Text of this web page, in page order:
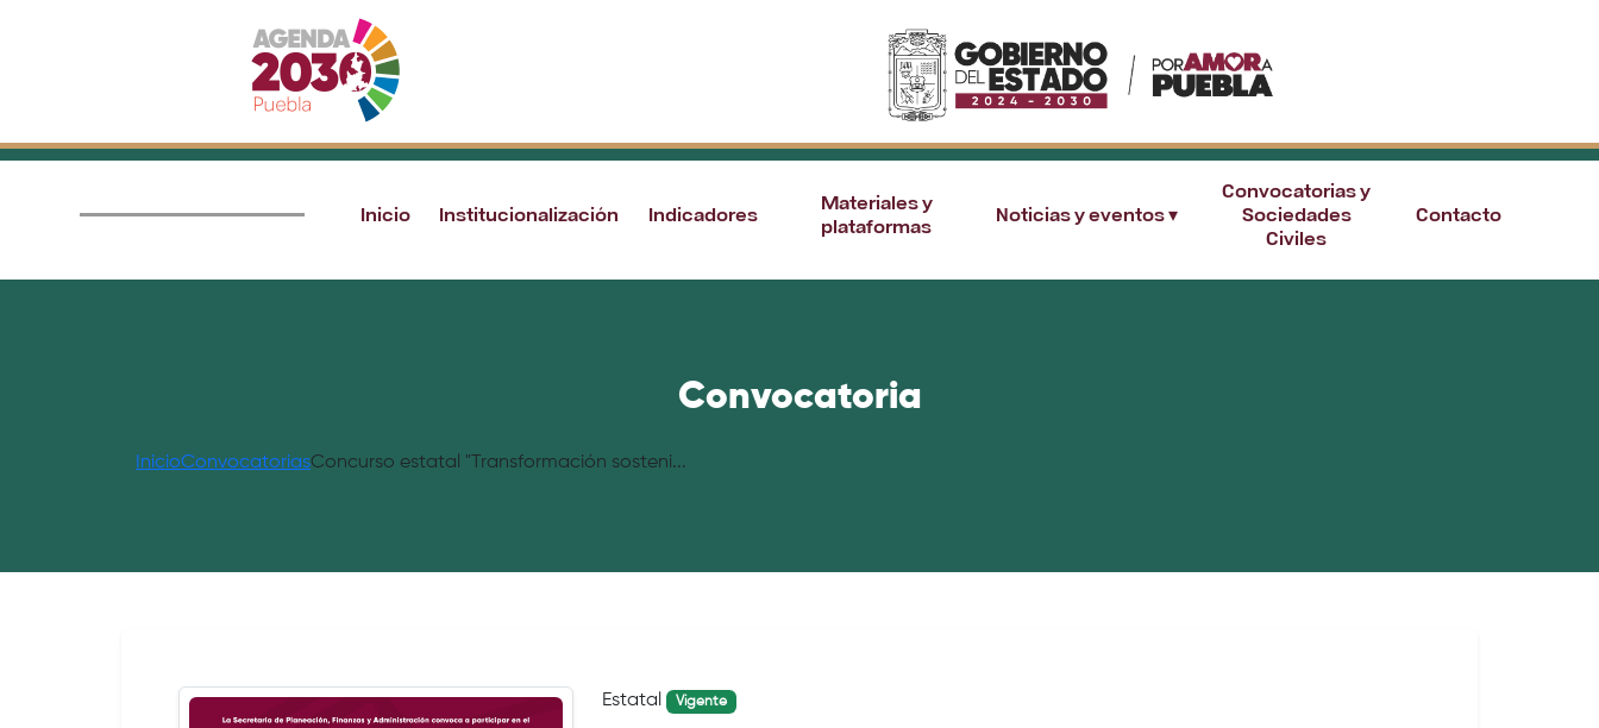
Inicio Institucionalización Indicadores
Materiales y
plataformas
Noticias y eventos ▾
Convocatorias y
Sociedades
Civiles
Contacto
Convocatoria
InicioConvocatoriasConcurso estatal "Transformación sosteni...
Estatal Vigente